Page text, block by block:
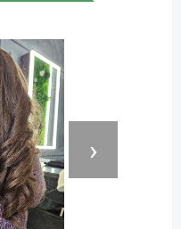
›